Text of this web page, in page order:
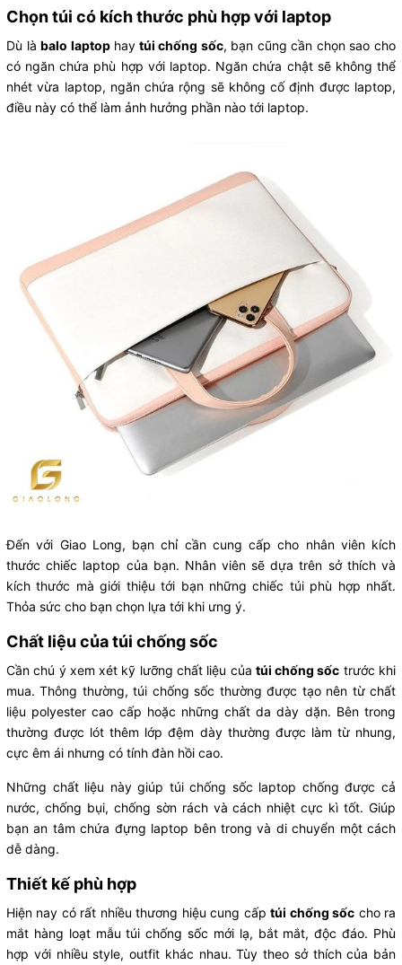
Chọn túi có kích thước phù hợp với laptop
Dù làbalo laptophay túi chống sốc, bạn cũng cần chọn sao cho
có ngăn chứa phù hợp với laptop. Ngăn chứa chật sẽ không thể
nhét vừa laptop, ngăn chứa rộng sẽ không cố định được laptop,
điều này có thể làm ảnh hưởng phần nào tới laptop.
Đến với Giao Long, bạn chỉ cần cung cấp cho nhân viên kích
thước chiếc laptop của bạn. Nhân viên sẽ dựa trên sở thích và
kích thước mà giới thiệu tới bạn những chiếc túi phù hợp nhất.
Thỏa sức cho bạn chọn lựa tới khi ưng ý.
Chất liệu của túi chống sốc
Cần chú ý xem xét kỹ lưỡng chất liệu của túi chống sốc trước khi
mua. Thông thường, túi chống sốc thường được tạo nên từ chất
liệu polyester cao cấp hoặc những chất da dày dặn. Bên trong
thường được lót thêm lớp đệm dày thường được làm từ nhung,
cực êm ái nhưng có tính đàn hồi cao.
Những chất liệu này giúp túi chống sốc laptop chống được cả
nước, chống bụi, chống sờn rách và cách nhiệt cực kì tốt. Giúp
bạn an tâm chứa đựng laptop bên trong và di chuyển một cách
dễ dàng.
Thiết kế phù hợp
Hiện nay có rất nhiều thương hiệu cung cấptúi chống sốc cho ra
mắt hàng loạt mẫu túi chống sốc mới lạ, bắt mắt, độc đáo. Phù
hợp với nhiều style, outfit khác nhau. Tùy theo sở thích của bản